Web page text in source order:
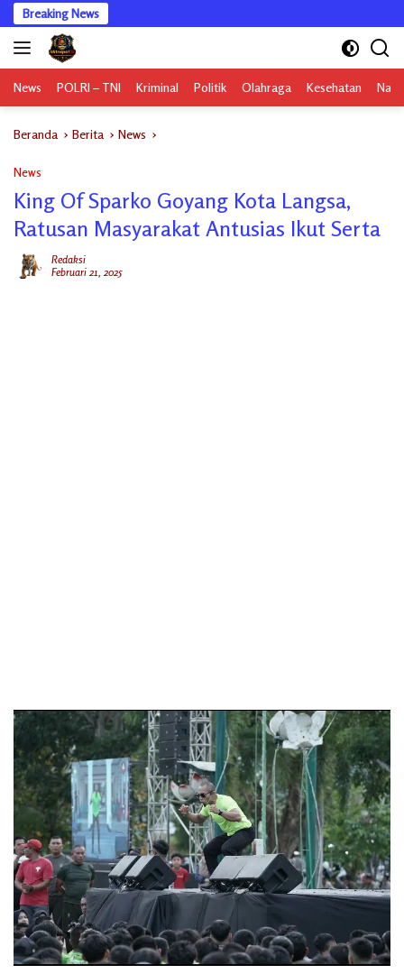
Langsung
ke
konten
Breaking News
News POLRI – TNI Kriminal Politik Olahraga Kesehatan
Beranda Berita News
News
King Of Sparko Goyang Kota Langsa,
Ratusan Masyarakat Antusias Ikut Serta
Redaksi
Februari 21, 2025